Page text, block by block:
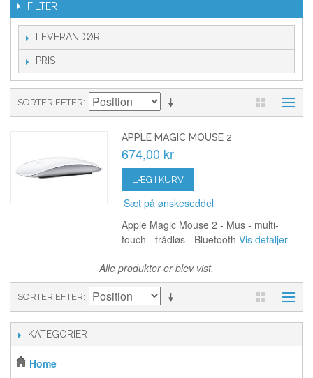
FILTER
LEVERANDØR
PRIS
SORTER EFTER
APPLE MAGIC MOUSE 2
674,00 kr
LÆG I KURV
Sæt på ønskeseddel
Apple Magic Mouse 2 - Mus - multi-
touch - trådløs - BluetoothVis detaljer
Alle produkter er blev vist.
SORTER EFTER
KATEGORIER
Home